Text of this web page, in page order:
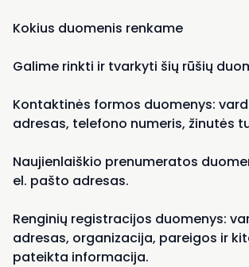
Kokius duomenis renkame
Galime rinkti ir tvarkyti šių rūšių
Kontaktinės formos duomenys:
adresas, telefono numeris, žinutės
Naujienlaiškio prenumeratos
el. pašto adresas.
Renginių registracijos duomenys:
adresas, organizacija, pareigos ir
pateikta informacija.